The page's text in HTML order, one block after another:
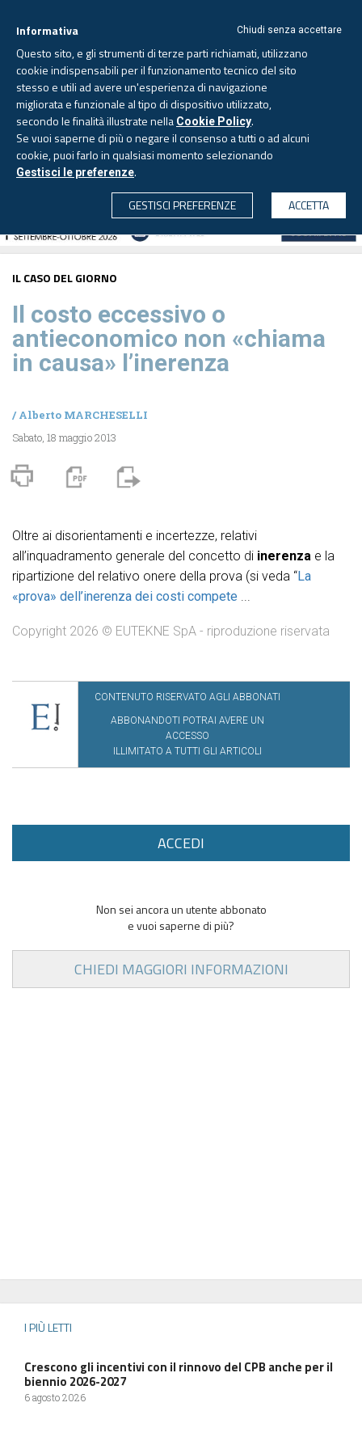
CERCA
Domenica, 9 agosto 2026
IL CASO DEL GIORNO
Il costo eccessivo o
antieconomico non «chiama
in causa» l’inerenza
/Alberto MARCHESELLI
Sabato, 18 maggio 2013
Oltre ai disorientamenti e incertezze, relativi
all’inquadramento generale del concetto di inerenza e la
ripartizione del relativo onere della prova (si veda “La
«prova» dell’inerenza dei costi compete ...
Copyright 2026 © EUTEKNE SpA - riproduzione riservata
CONTENUTO RISERVATO AGLI ABBONATI
ABBONANDOTI POTRAI AVERE UN
ACCESSO
ILLIMITATO A TUTTI GLI ARTICOLI
ACCEDI
Non sei ancora un utente abbonato
e vuoi saperne di più?
CHIEDI MAGGIORI INFORMAZIONI
I PIÙ LETTI
Crescono gli incentivi con il rinnovo del CPB anche per il
biennio 2026-2027
6 agosto 2026
Chiudi senza accettare
Informativa
Questo sito, e gli strumenti di terze parti richiamati, utilizzano
cookie indispensabili per il funzionamento tecnico del sito
stesso e utili ad avere un'esperienza di navigazione
migliorata e funzionale al tipo di dispositivo utilizzato,
secondo le finalità illustrate nella Cookie Policy.
Se vuoi saperne di più o negare il consenso a tutti o ad alcuni
cookie, puoi farlo in qualsiasi momento selezionando
Gestisci le preferenze.
GESTISCI PREFERENZE
ACCETTA